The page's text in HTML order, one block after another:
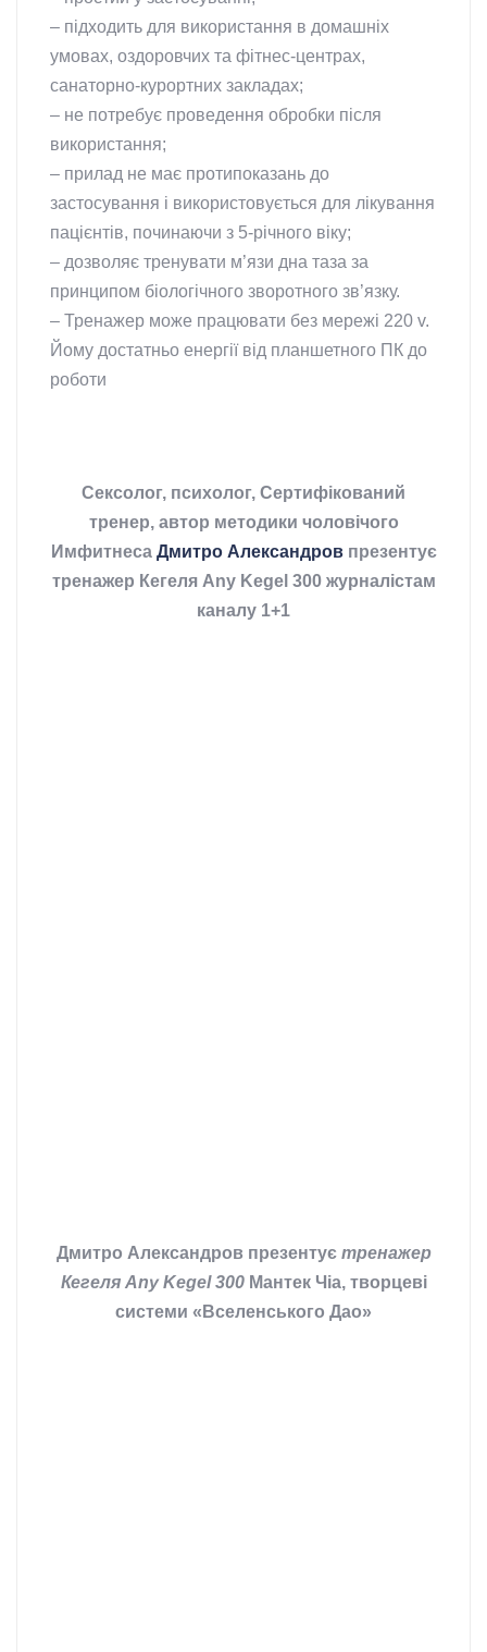
– підходить для використання в домашніх
умовах, оздоровчих та фітнес-центрах,
санаторно-курортних закладах;
– не потребує проведення обробки після
використання;
– прилад не має протипоказань до
застосування і використовується для лікування
пацієнтів, починаючи з 5-річного віку;
– дозволяє тренувати м’язи дна таза за
принципом біологічного зворотного зв’язку.
– Тренажер може працювати без мережі 220 v.
Йому достатньо енергії від планшетного ПК до
роботи
Сексолог, психолог, Сертифікований
тренер, автор методики чоловічого
Имфитнеса Дмитро Александровпрезентує
тренажер Кегеля Any Kegel 300 журналістам
каналу 1+1
Дмитро Александров презентує тренажер
Кегеля Any Kegel 300Мантек Чіа, творцеві
системи «Вселенського Дао»